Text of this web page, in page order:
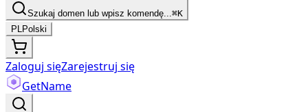
Szukaj domen lub wpisz komendę...⌘K
PLPolski
Zaloguj sięZarejestruj się
GetName